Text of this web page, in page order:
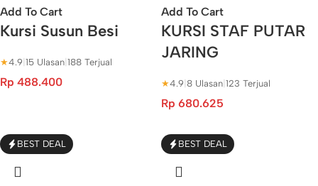
Add To Cart
Kursi Susun Besi
★4.9 15 Ulasan 188 Terjual
Rp 488.400
Add To Cart
KURSI STAF PUTAR
JARING
★4.9 8 Ulasan 123 Terjual
Rp 680.625
BEST DEAL BEST DEAL